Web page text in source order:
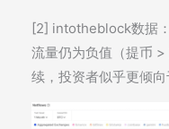
[2] intotheblock数据
流量仍为负值（提币
续，投资者似乎更倾向